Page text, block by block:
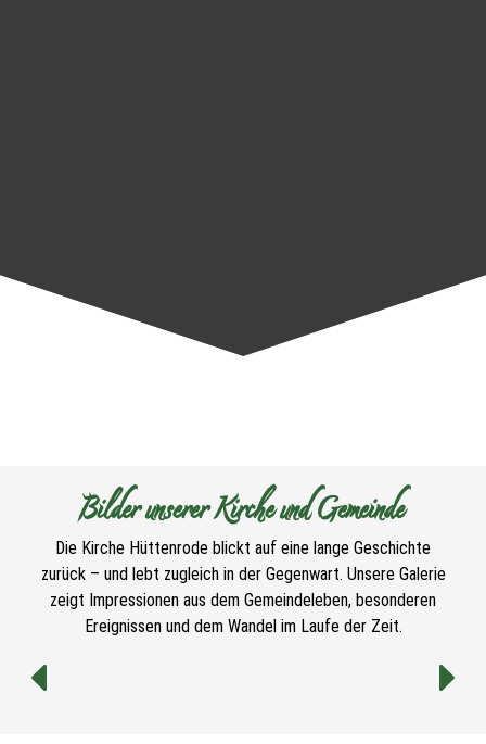
Bilder unserer Kirche und Gemeinde
Die Kirche Hüttenrode blickt auf eine lange Geschichte
zurück – und lebt zugleich in der Gegenwart. Unsere Galerie
zeigt Impressionen aus dem Gemeindeleben, besonderen
Ereignissen und dem Wandel im Laufe der Zeit.